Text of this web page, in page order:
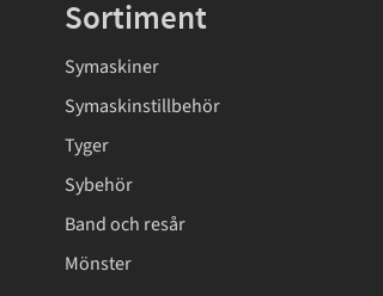
Sortiment
Symaskiner
Symaskinstillbehör
Tyger
Sybehör
Band och resår
Mönster